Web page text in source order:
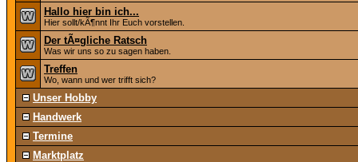
Hallo hier bin ich...
Hier sollt/kÃ¶nnt Ihr Euch vorstellen.
Der tÃ¤gliche Ratsch
Was wir uns so zu sagen haben.
Treffen
Wo, wann und wer trifft sich?
Unser Hobby
Handwerk
Termine
Marktplatz